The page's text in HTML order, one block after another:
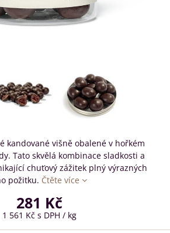
kandované višně obalené v hořkém
Tato skvělá kombinace sladkosti a
chuťový zážitek plný výrazných
požitku. Čtěte více
281 Kč
1 561 Kč s DPH / kg